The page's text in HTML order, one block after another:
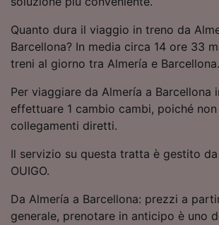
Quanto dura il viaggio in treno da
Barcellona? In media circa 14 ore 33
treni al giorno tra Almería e Barcellona.
Per viaggiare da Almería a Barcellona
effettuare 1 cambio cambi, poiché
collegamenti diretti.
Il servizio su questa tratta è gestito da
OUIGO.
Da Almería a Barcellona: prezzi a
generale, prenotare in anticipo è uno
Utilizzare dati di
Scansione attiva delle
dispositivo ai fini
Archiviare informazioni su
accedervi. Pubblicità e contenuti
personalizzati, misurazione delle
dei contenuti e degli annunci,
pubblico, sviluppo di servizi.